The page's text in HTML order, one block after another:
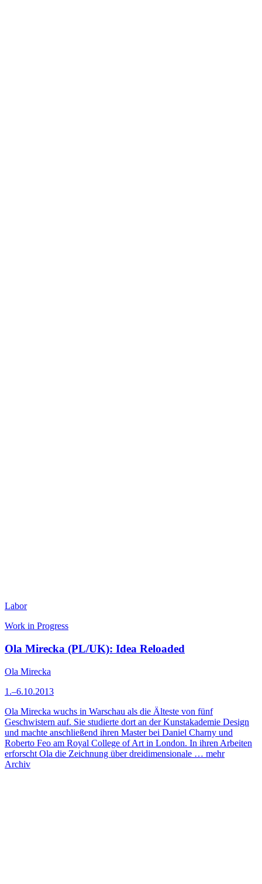
Labor
Work in Progress
Ola Mirecka (PL/UK): Idea Reloaded
Ola Mirecka
1.–6.10.2013
Ola Mirecka wuchs in Warschau als die Älteste von fünf
Geschwistern auf. Sie studierte dort an der Kunstakademie Design
und machte anschließend ihren Master bei Daniel Charny und
Roberto Feo am Royal College of Art in London. In ihren Arbeiten
erforscht Ola die Zeichnung über dreidimensionale … mehr
Archiv